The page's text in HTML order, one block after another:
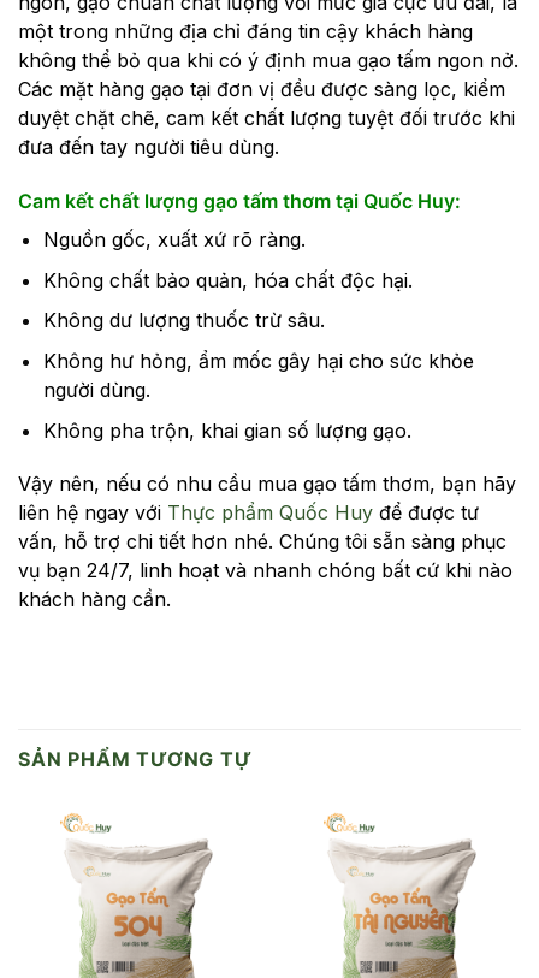
một trong những địa chỉ đáng tin cậy khách hàng
không thể bỏ qua khi có ý định mua gạo tấm ngon nở.
Các mặt hàng gạo tại đơn vị đều được sàng lọc, kiểm
duyệt chặt chẽ, cam kết chất lượng tuyệt đối trước khi
đưa đến tay người tiêu dùng.
Cam kết chất lượng gạo tấm thơm tại Quốc Huy:
Nguồn gốc, xuất xứ rõ ràng.
Không chất bảo quản, hóa chất độc hại.
Không dư lượng thuốc trừ sâu.
Không hư hỏng, ẩm mốc gây hại cho sức khỏe
người dùng.
Không pha trộn, khai gian số lượng gạo.
Vậy nên, nếu có nhu cầu mua gạo tấm thơm, bạn hãy
liên hệ ngay với Thực phẩm Quốc Huy để được tư
vấn, hỗ trợ chi tiết hơn nhé. Chúng tôi sẵn sàng phục
vụ bạn 24/7, linh hoạt và nhanh chóng bất cứ khi nào
khách hàng cần.
SẢN PHẨM TƯƠNG TỰ